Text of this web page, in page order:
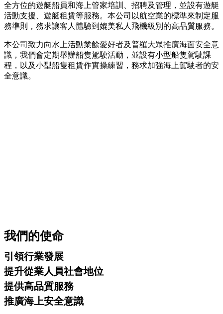
全方位的遊艇船員和海上管家培訓、招聘及管理，並設有遊艇
活動支援、遊艇租賃等服務。本公司以航空業的標準來制定服
務準則，務求讓客人體驗到媲美私人飛機級別的高品質服務。
本公司致力向水上活動業餘愛好者及普羅大眾推廣海面安全意
識，我們會定期舉辦船隻駕駛活動，並設有小型船隻駕駛課
程，以及小型船隻租賃作實操練習，務求加強海上駕駛者的安
全意識。
我們的使命
引領行業發展
提升從業人員社會地位
提供高品質服務
推廣海上安全意識